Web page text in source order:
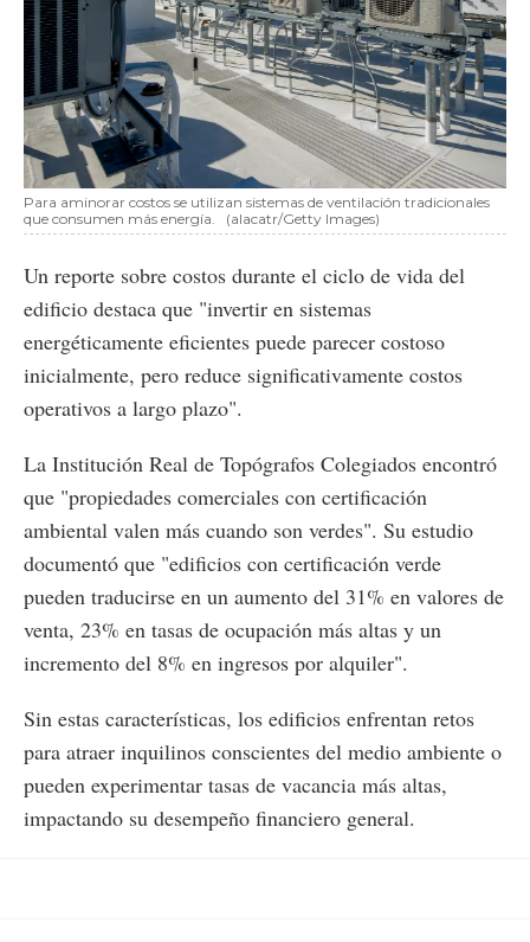
Para aminorar costos se utilizan sistemas de ventilación tradicionales
que consumen más energía.
(alacatr/Getty Images)
Un reporte sobre costos durante el ciclo de vida del
edificio destaca que "invertir en sistemas
energéticamente eficientes puede parecer costoso
inicialmente, pero reduce significativamente costos
operativos a largo plazo".
La Institución Real de Topógrafos Colegiados encontró
que "propiedades comerciales con certificación
ambiental valen más cuando son verdes". Su estudio
documentó que "edificios con certificación verde
pueden traducirse en un aumento del 31% en valores de
venta, 23% en tasas de ocupación más altas y un
incremento del 8% en ingresos por alquiler".
Sin estas características, los edificios enfrentan retos
para atraer inquilinos conscientes del medio ambiente o
pueden experimentar tasas de vacancia más altas,
impactando su desempeño financiero general.